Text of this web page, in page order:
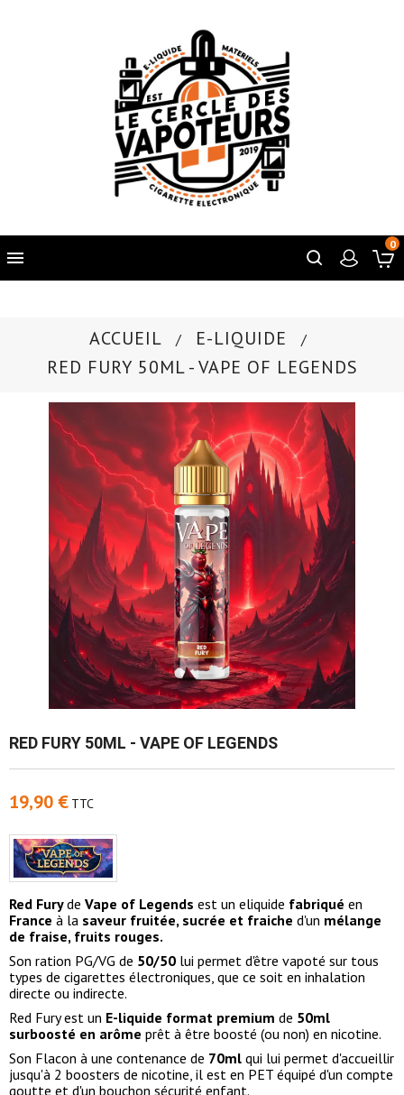

0
ACCUEIL
E-LIQUIDE
RED FURY 50ML - VAPE OF LEGENDS
RED FURY 50ML - VAPE OF LEGENDS
19,90 € TTC
Red Furyde Vape of Legends est un eliquide fabriqué en
France à la saveur fruitée, sucrée et fraiche d'un mélange
de fraise, fruits rouges.
Son ration PG/VG de 50/50 lui permet d'être vapoté sur tous
types de cigarettes électroniques, que ce soit en inhalation
directe ou indirecte.
Red Fury est un E-liquide format premium de 50ml
surboosté en arôme prêt à être boosté (ou non) en nicotine.
Son Flacon à une contenance de 70ml qui lui permet d'accueillir
jusqu'à 2 boosters de nicotine, il est en PET équipé d'un compte
goutte et d'un bouchon sécurité enfant.